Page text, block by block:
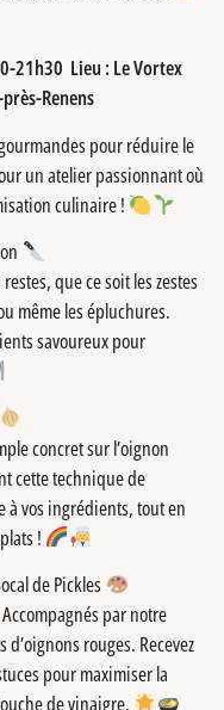
21h30 Lieu : Le Vortex
Renens
pour réduire le
un atelier passionnant où
culinaire !
que ce soit les zestes
même les épluchures.
savoureux pour
concret sur l’oignon
cette technique de
à vos ingrédients, tout en
!
de Pickles
Accompagnés par notre
rouges. Recevez
pour maximiser la
de vinaigre.